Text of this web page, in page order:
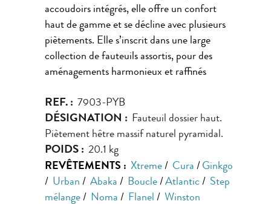
accoudoirs intégrés, elle offre un confort
haut de gamme et se décline avec plusieurs
piètements. Elle s’inscrit dans une large
collection de fauteuils assortis, pour des
aménagements harmonieux et raffinés
REF. : 7903-PYB
DÉSIGNATION : Fauteuil dossier haut.
Piètement hêtre massif naturel pyramidal.
POIDS : 20.1 kg
REVÊTEMENTS : Xtreme / Cura / Ginkgo
/ Urban / Abaka / Boucle / Atlantic / Step
mélange / Noma / Flanel / Winston